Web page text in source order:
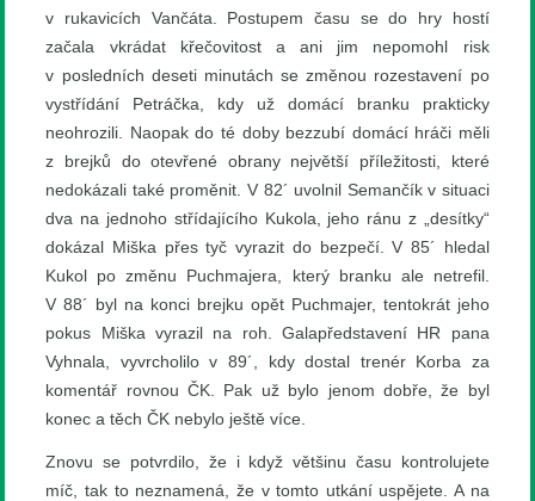
v rukavicích Vančáta. Postupem času se do hry hostí
začala vkrádat křečovitost a ani jim nepomohl risk
v posledních deseti minutách se změnou rozestavení po
vystřídání Petráčka, kdy už domácí branku prakticky
neohrozili. Naopak do té doby bezzubí domácí hráči měli
z brejků do otevřené obrany největší příležitosti, které
nedokázali také proměnit. V 82´ uvolnil Semančík v situaci
dva na jednoho střídajícího Kukola, jeho ránu z „desítky“
dokázal Miška přes tyč vyrazit do bezpečí. V 85´ hledal
Kukol po změnu Puchmajera, který branku ale netrefil.
V 88´ byl na konci brejku opět Puchmajer, tentokrát jeho
pokus Miška vyrazil na roh. Galapředstavení HR pana
Vyhnala, vyvrcholilo v 89´, kdy dostal trenér Korba za
komentář rovnou ČK. Pak už bylo jenom dobře, že byl
konec a těch ČK nebylo ještě více.
Znovu se potvrdilo, že i když většinu času kontrolujete
míč, tak to neznamená, že v tomto utkání uspějete. A na